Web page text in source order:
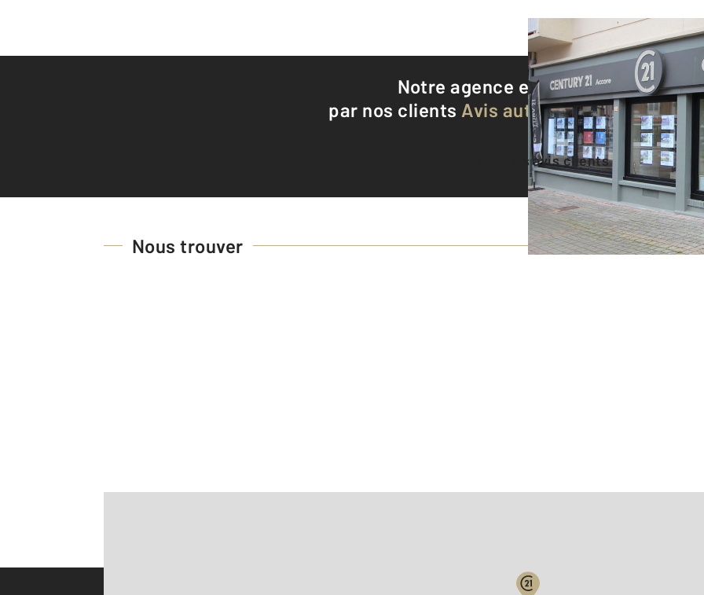
Notre agence est notée9,4/10
par nos clients Avis authentifiés par
Voir tous les avis clients
Nous trouver